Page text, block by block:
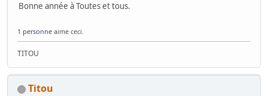
Bonne année à Toutes et tous.
1 personne aime ceci.
TITOU
Titou